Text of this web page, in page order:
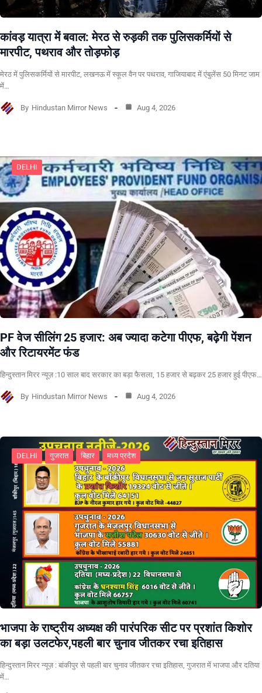
कांवड़ यात्रा में बवाल: मेरठ से रुड़की तक पुलिसकर्मियों से
मारपीट, पथराव और तोड़फोड़
मेरठ में पुलिसकर्मियों से मारपीट, लखनऊ में स्कूल वैन पर पथराव, गाजियाबाद में एंबुलेंस 50 मिनट जाम
में…
By Hindustan Mirror News Aug 4, 2026
DELHI
PF वेज सीलिंग 25 हजार: अब ज्यादा कटेगा पीएफ, बढ़ेगी पेंशन
और रिटायरमेंट फंड
हिन्दुस्तान मिरर न्यूज़ :10 साल बाद सरकार का बड़ा फैसला, 15 हजार से बढ़कर 25 हजार हुई पीएफ…
By Hindustan Mirror News Aug 4, 2026
DELHI गुजरात बिहार मध्य प्रदेश
भाजपा के राष्ट्रीय अध्यक्ष की पारंपरिक सीट पर प्रशांत किशोर
का बड़ा उलटफेर,पहली बार चुनाव जीतकर रचा इतिहास
हिन्दुस्तान मिरर न्यूज़ : बांकीपुर से पहली बार चुनाव जीतकर रचा इतिहास, गुजरात में भाजपा और दतिया
में…